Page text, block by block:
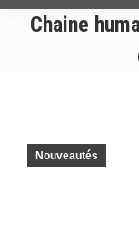
Chaine
Nouveautés